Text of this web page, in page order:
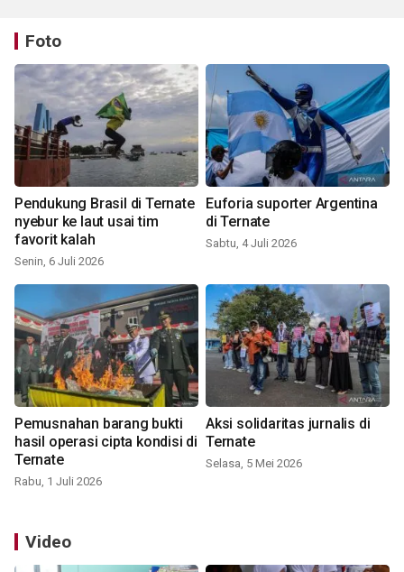
Foto
Pendukung Brasil di Ternate
nyebur ke laut usai tim
favorit kalah
Senin, 6 Juli 2026
Euforia suporter Argentina
di Ternate
Sabtu, 4 Juli 2026
Pemusnahan barang bukti
hasil operasi cipta kondisi di
Ternate
Rabu, 1 Juli 2026
Aksi solidaritas jurnalis di
Ternate
Selasa, 5 Mei 2026
Video